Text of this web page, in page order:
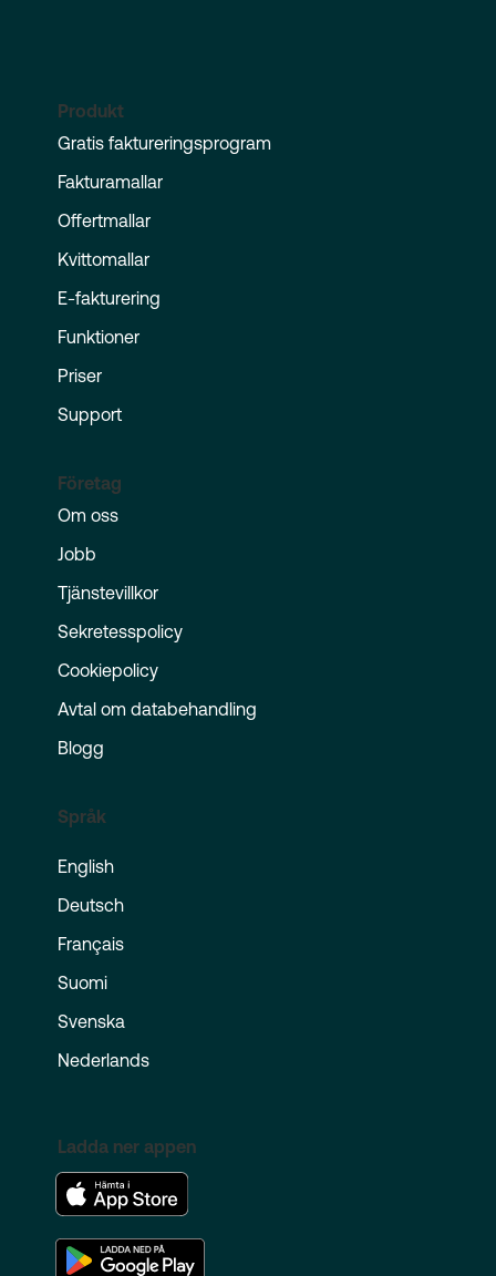
Produkt
Gratis faktureringsprogram
Fakturamallar
Offertmallar
Kvittomallar
E-fakturering
Funktioner
Priser
Support
Företag
Om oss
Jobb
Tjänstevillkor
Sekretesspolicy
Cookiepolicy
Avtal om databehandling
Blogg
Språk
English
Deutsch
Français
Suomi
Svenska
Nederlands
Ladda ner appen